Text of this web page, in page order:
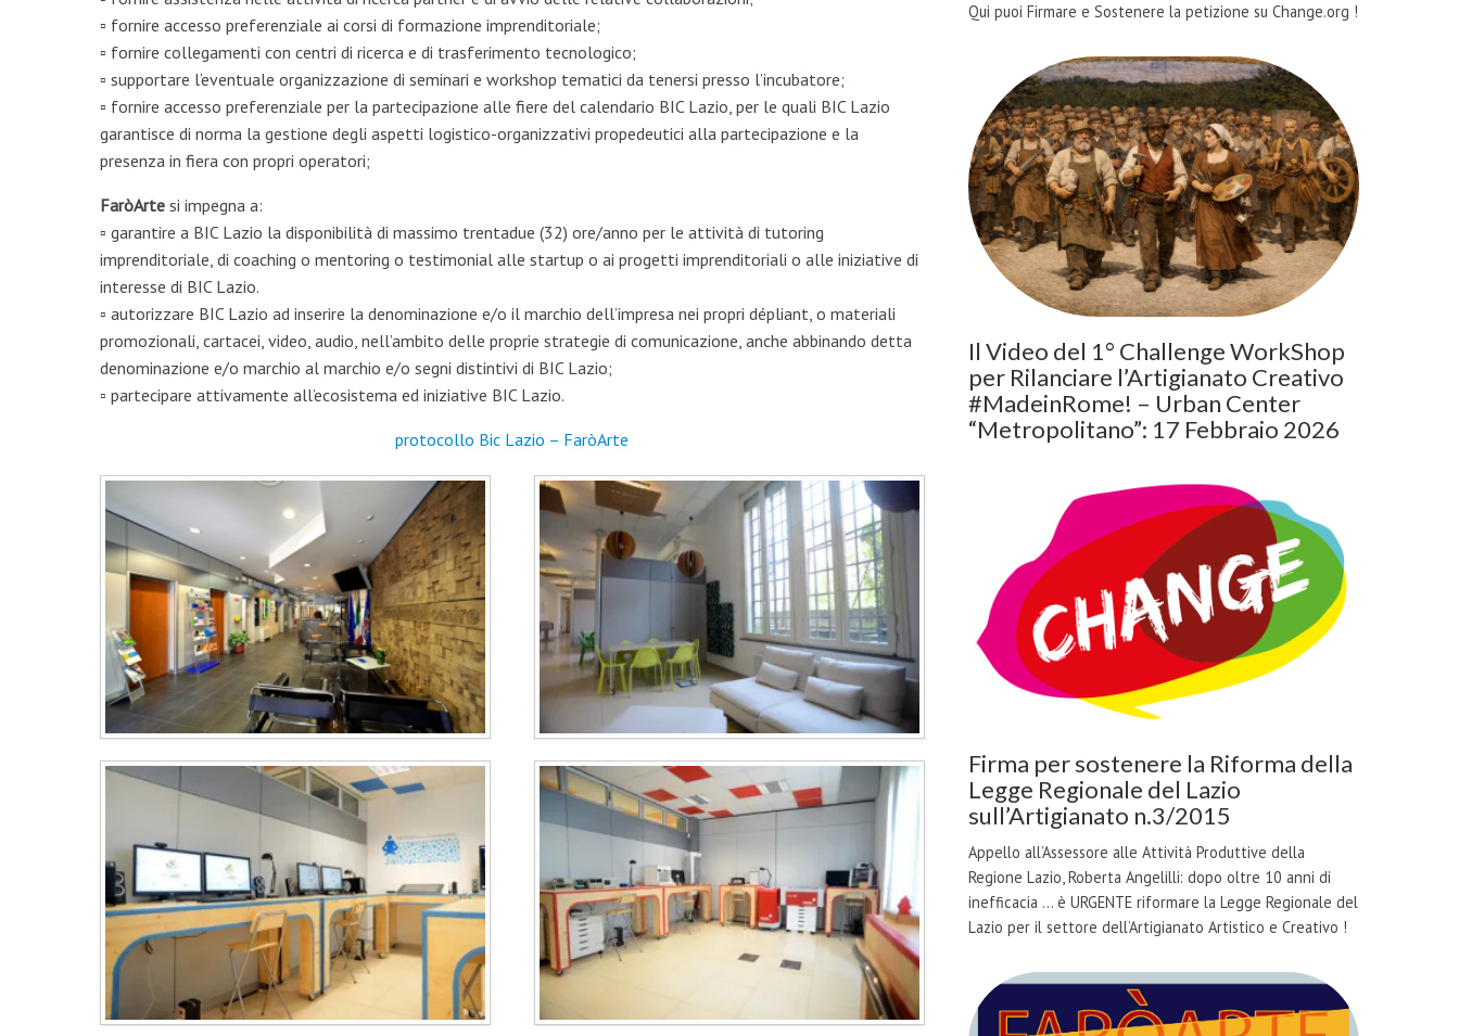
▫ fornire accesso preferenziale ai corsi di formazione imprenditoriale;
▫ fornire collegamenti con centri di ricerca e di trasferimento tecnologico;
▫ supportare l’eventuale organizzazione di seminari e workshop tematici da tenersi presso l’incubatore;
▫ fornire accesso preferenziale per la partecipazione alle fiere del calendario BIC Lazio, per le quali BIC Lazio
garantisce di norma la gestione degli aspetti logistico-organizzativi propedeutici alla partecipazione e la
presenza in fiera con propri operatori;
FaròArte si impegna a:
▫ garantire a BIC Lazio la disponibilità di massimo trentadue (32) ore/anno per le attività di tutoring
imprenditoriale, di coaching o mentoring o testimonial alle startup o ai progetti imprenditoriali o alle iniziative di
interesse di BIC Lazio.
▫ autorizzare BIC Lazio ad inserire la denominazione e/o il marchio dell’impresa nei propri dépliant, o materiali
promozionali, cartacei, video, audio, nell’ambito delle proprie strategie di comunicazione, anche abbinando detta
denominazione e/o marchio al marchio e/o segni distintivi di BIC Lazio;
▫ partecipare attivamente all’ecosistema ed iniziative BIC Lazio.
protocollo Bic Lazio – FaròArte
Qui puoi Firmare e Sostenere la petizione su Change.org !
Il Video del 1° Challenge WorkShop
per Rilanciare l’Artigianato Creativo
#MadeinRome! – Urban Center
“Metropolitano”: 17 Febbraio 2026
Firma per sostenere la Riforma della
Legge Regionale del Lazio
sull’Artigianato n.3/2015
Appello all’Assessore alle Attività Produttive della
Regione Lazio, Roberta Angelilli: dopo oltre 10 anni di
inefficacia ... è URGENTE riformare la Legge Regionale del
Lazio per il settore dell’Artigianato Artistico e Creativo !